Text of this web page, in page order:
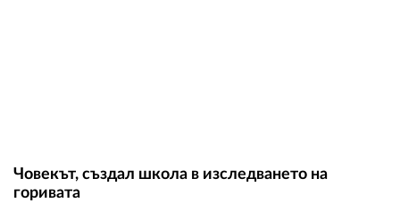
Човекът, създал школа в изследването на
горивата